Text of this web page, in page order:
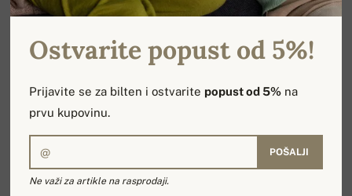
-10%
Ostvarite popust od 5%!
Prijavite se za bilten i ostvarite popust od 5% na
prvu kupovinu.
POŠALJI
Ne važi za artikle na rasprodaji.